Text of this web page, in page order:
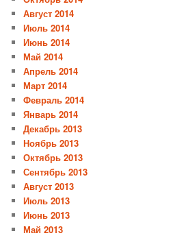
Август 2014
Июль 2014
Июнь 2014
Май 2014
Апрель 2014
Март 2014
Февраль 2014
Январь 2014
Декабрь 2013
Ноябрь 2013
Октябрь 2013
Сентябрь 2013
Август 2013
Июль 2013
Июнь 2013
Май 2013